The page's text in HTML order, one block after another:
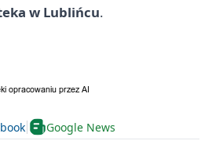
w Lublińcu.
Google News